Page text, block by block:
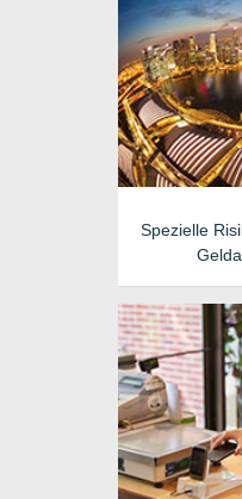
Spezielle